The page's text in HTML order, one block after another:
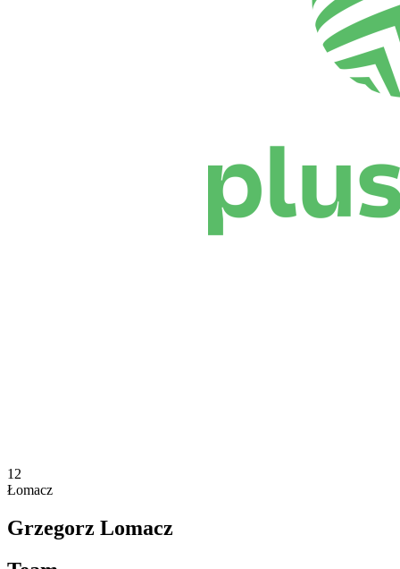
12
Łomacz
Grzegorz Lomacz